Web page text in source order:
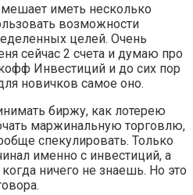
иметь несколько
возможности
целей. Очень
сейчас 2 счета и думаю про
Инвестиций и до сих пор
новичков самое оно.
биржу, как лотерею
маржинальную торговлю,
спекулировать. Только
именно с инвестиций, а
ничего не знаешь. Но это